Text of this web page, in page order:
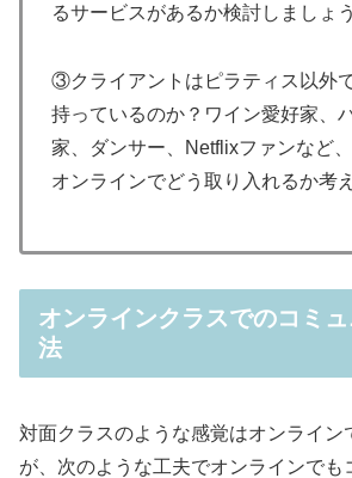
るサービスがあるか検討しましょう
③クライアントはピラティス以外
持っているのか？ワイン愛好家、
家、ダンサー、Netflixファンなど
オンラインでどう取り入れるか考
オンラインクラスでのコミ
法
対面クラスのような感覚はオンライン
が、次のような工夫でオンラインでも